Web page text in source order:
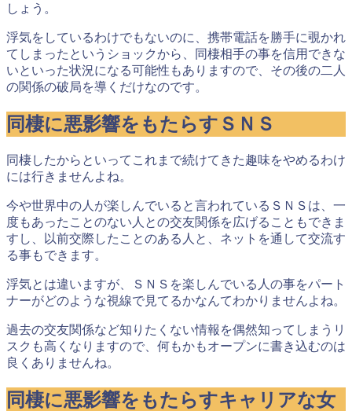
しょう。
浮気をしているわけでもないのに、携帯電話を勝手に覗かれ
てしまったというショックから、同棲相手の事を信用できな
いといった状況になる可能性もありますので、 その後の二人
の関係の破局を導くだけなのです。
同棲に悪影響をもたらすＳＮＳ
同棲したからといってこれまで続けてきた趣味をやめるわけ
には行きませんよね。
今や世界中の人が楽しんでいると言われているＳＮＳは、一
度もあったことのない人との交友関係を広げることもできま
すし、以前交際したことのある人と、ネットを通して交流す
る事もできます。
浮気とは違いますが、ＳＮＳを楽しんでいる人の事をパート
ナーがどのような視線で見てるかなんてわかりませんよね。
過去の交友関係など知りたくない情報を偶然知ってしまうリ
スクも高くなりますので、 何もかもオープンに書き込むのは
良くありませんね。
同棲に悪影響をもたらすキャリアな女